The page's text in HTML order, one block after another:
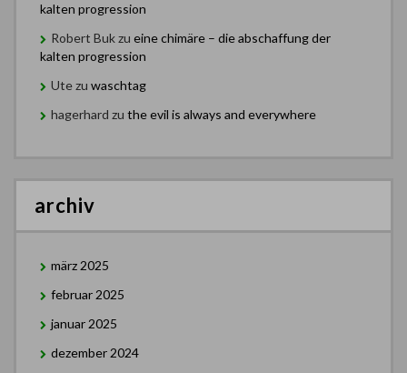
kalten progression
Robert Bukzu eine chimäre – die abschaffung der
kalten progression
Utezu waschtag
hagerhard zu the evil is always and everywhere
archiv
märz 2025
februar 2025
januar 2025
dezember 2024